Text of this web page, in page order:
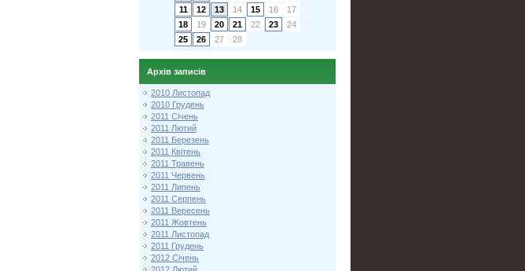
11
12 13 14 15 16
17
18
19 20 21 22 23
24
25
26 27 28
Архів записів
2010 Листопад
2010 Грудень
2011 Січень
2011 Лютий
2011 Березень
2011 Квітень
2011 Травень
2011 Червень
2011 Липень
2011 Серпень
2011 Вересень
2011 Жовтень
2011 Листопад
2011 Грудень
2012 Січень